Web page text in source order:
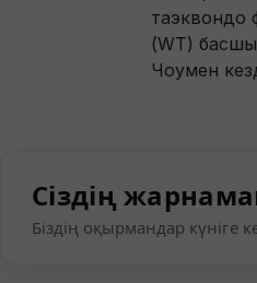
таэквондо
(WT)
Чоумен
Сіздің
Біздің оқырмандар күніге